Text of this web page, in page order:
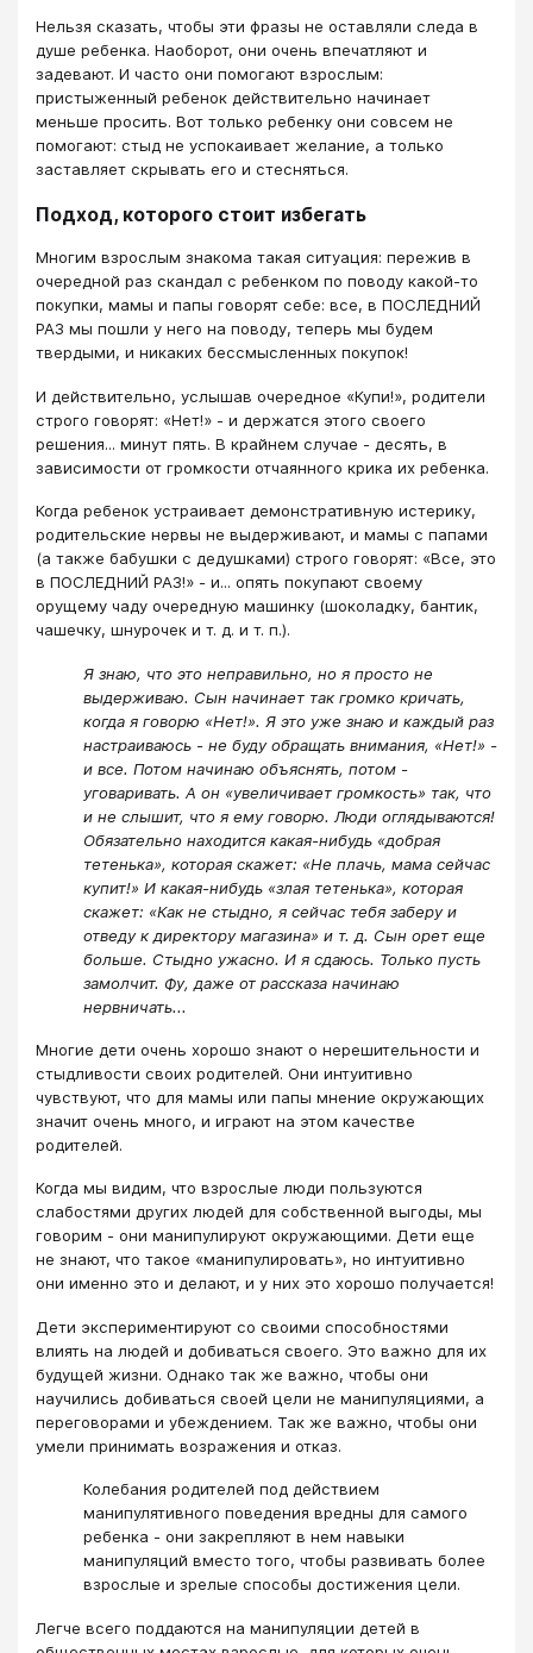
Нельзя сказать, чтобы эти фразы не оставляли следа в
душе ребенка. Наоборот, они очень впечатляют и
задевают. И часто они помогают взрослым:
пристыженный ребенок действительно начинает
меньше просить. Вот только ребенку они совсем не
помогают: стыд не успокаивает желание, а только
заставляет скрывать его и стесняться.
Подход, которого стоит избегать
Многим взрослым знакома такая ситуация: пережив в
очередной раз скандал с ребенком по поводу какой-то
покупки, мамы и папы говорят себе: все, в ПОСЛЕДНИЙ
РАЗ мы пошли у него на поводу, теперь мы будем
твердыми, и никаких бессмысленных покупок!
И действительно, услышав очередное «Купи!», родители
строго говорят: «Нет!» - и держатся этого своего
решения... минут пять. В крайнем случае - десять, в
зависимости от громкости отчаянного крика их ребенка.
Когда ребенок устраивает демонстративную истерику,
родительские нервы не выдерживают, и мамы с папами
(а также бабушки с дедушками) строго говорят: «Все, это
в ПОСЛЕДНИЙ РАЗ!» - и... опять покупают своему
орущему чаду очередную машинку (шоколадку, бантик,
чашечку, шнурочек и т. д. и т. п.).
Я знаю, что это неправильно, но я просто не
выдерживаю. Сын начинает так громко кричать,
когда я говорю «Нет!». Я это уже знаю и каждый раз
настраиваюсь - не буду обращать внимания, «Нет!» -
и все. Потом начинаю объяснять, потом -
уговаривать. А он «увеличивает громкость» так, что
и не слышит, что я ему говорю. Люди оглядываются!
Обязательно находится какая-нибудь «добрая
тетенька», которая скажет: «Не плачь, мама сейчас
купит!» И какая-нибудь «злая тетенька», которая
скажет: «Как не стыдно, я сейчас тебя заберу и
отведу к директору магазина» и т. д. Сын орет еще
больше. Стыдно ужасно. И я сдаюсь. Только пусть
замолчит. Фу, даже от рассказа начинаю
нервничать...
Многие дети очень хорошо знают о нерешительности и
стыдливости своих родителей. Они интуитивно
чувствуют, что для мамы или папы мнение окружающих
значит очень много, и играют на этом качестве
родителей.
Когда мы видим, что взрослые люди пользуются
слабостями других людей для собственной выгоды, мы
говорим - они манипулируют окружающими. Дети еще
не знают, что такое «манипулировать», но интуитивно
они именно это и делают, и у них это хорошо получается!
Дети экспериментируют со своими способностями
влиять на людей и добиваться своего. Это важно для их
будущей жизни. Однако так же важно, чтобы они
научились добиваться своей цели не манипуляциями, а
переговорами и убеждением. Так же важно, чтобы они
умели принимать возражения и отказ.
Колебания родителей под действием
манипулятивного поведения вредны для самого
ребенка - они закрепляют в нем навыки
манипуляций вместо того, чтобы развивать более
взрослые и зрелые способы достижения цели.
Легче всего поддаются на манипуляции детей в